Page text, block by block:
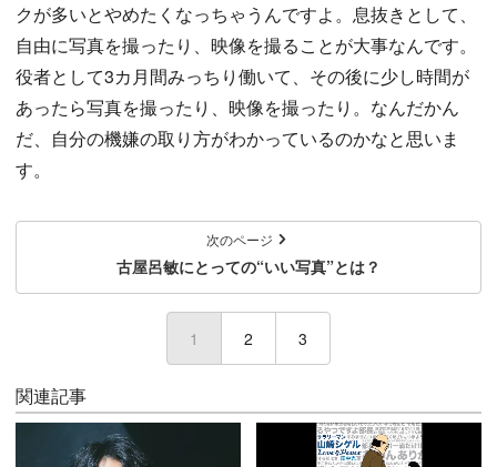
クが多いとやめたくなっちゃうんですよ。息抜きとして、
自由に写真を撮ったり、映像を撮ることが大事なんです。
役者として3カ月間みっちり働いて、その後に少し時間が
あったら写真を撮ったり、映像を撮ったり。なんだかん
だ、自分の機嫌の取り方がわかっているのかなと思いま
す。
次のページ
古屋呂敏にとっての“いい写真”とは？
1 (current)
2 3
関連記事